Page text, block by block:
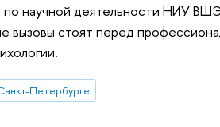
по научной деятельности НИУ
вызовы стоят перед
Петербурге